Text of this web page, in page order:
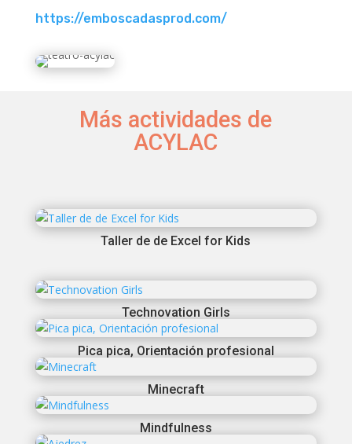
https://emboscadasprod.com/
Más actividades de
ACYLAC
Taller de de Excel for Kids
Technovation Girls
Pica pica, Orientación profesional
Minecraft
Mindfulness